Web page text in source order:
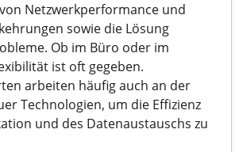
Netzwerkperformance und
sowie die Lösung
Ob im Büro oder im
ist oft gegeben.
arbeiten häufig auch an der
Technologien, um die Effizienz
und des Datenaustauschs zu